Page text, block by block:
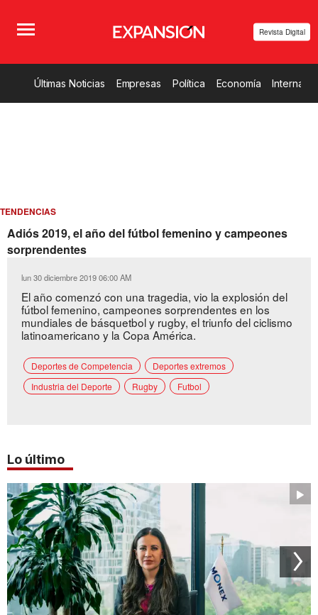
Revista Digital
Últimas Noticias Empresas Política Economía
TENDENCIAS
Adiós 2019, el año del fútbol femenino y campeones
sorprendentes
lun 30 diciembre 2019 06:00 AM
El año comenzó con una tragedia, vio la explosión del
fútbol femenino, campeones sorprendentes en los
mundiales de básquetbol y rugby, el triunfo del ciclismo
latinoamericano y la Copa América.
Deportes de Competencia
Deportes extremos
Industria del Deporte
Rugby Futbol
Lo último